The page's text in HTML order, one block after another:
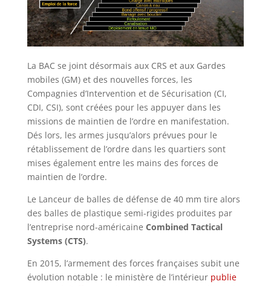
La BAC se joint désormais aux CRS et aux Gardes
mobiles (GM) et des nouvelles forces, les
Compagnies d’Intervention et de Sécurisation (CI,
CDI, CSI), sont créées pour les appuyer dans les
missions de maintien de l’ordre en manifestation.
Dés lors, les armes jusqu’alors prévues pour le
rétablissement de l’ordre dans les quartiers sont
mises également entre les mains des forces de
maintien de l’ordre.
Le Lanceur de balles de défense de 40 mm tire alors
des balles de plastique semi-rigides produites par
l’entreprise nord-américaine Combined Tactical
Systems (CTS).
En 2015, l’armement des forces françaises subit une
évolution notable : le ministère de l’intérieur publie